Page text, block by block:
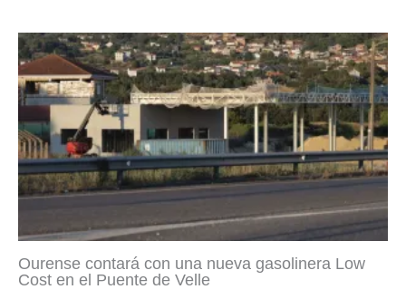
Ourense contará con una nueva gasolinera Low
Cost en el Puente de Velle